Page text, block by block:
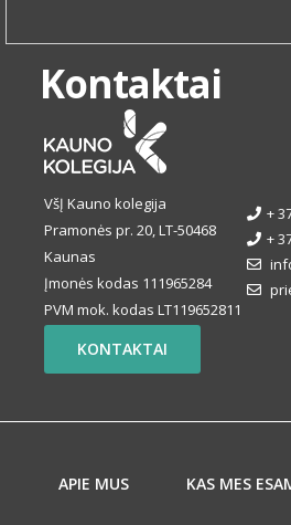
Kontaktai
VšĮ Kauno kolegija
Pramonės pr. 20, LT-50468
Kaunas
Įmonės kodas 111965284
PVM mok. kodas LT119652811
+
+
KONTAKTAI
APIE MUS KAS MES